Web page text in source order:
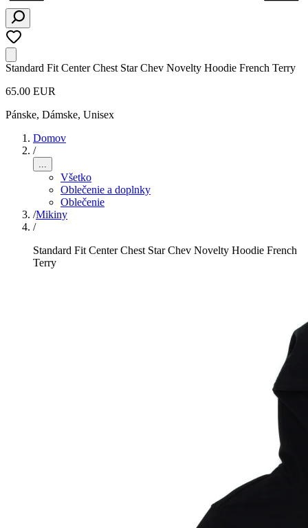
Standard Fit Center Chest Star Chev Novelty Hoodie French Terry
65.00 EUR
Pánske, Dámske, Unisex
Domov
/
...
Všetko
Oblečenie a doplnky
Oblečenie
/Mikiny
/
Standard Fit Center Chest Star Chev Novelty Hoodie French
Terry